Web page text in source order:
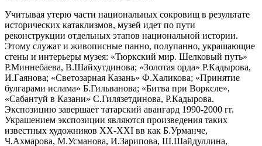
Учитывая утерю части национальных сокровищ в результате
исторических катаклизмов, музей идет по пути
реконструкции отдельных этапов национальной истории.
Этому служат и живописные панно, полупанно, украшающие
стены и интерьеры музея: «Тюркский мир. Шелковый путь»
Р.Миннебаева, В.Шайхутдинова; «Золотая орда» Р.Кадырова,
И.Гаянова; «Светозарная Казань» Ф.Халикова; «Принятие
булгарами ислама» Б.Гильванова; «Битва при Ворксле»,
«Сабантуй в Казани» С.Гилязетдинова, Р.Кадырова.
Экспозицию завершает татарский авангард 1990-2000 гг.
Украшением экспозиции являются произведения таких
известных художников XX-XXI вв как Б.Урманче,
Ч.Ахмарова, М.Усманова, И.Зарипова, Ш.Шайдуллина,